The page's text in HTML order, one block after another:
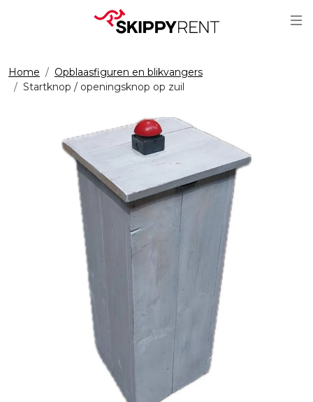
Home
Opblaasfiguren en blikvangers
Startknop / openingsknop op zuil